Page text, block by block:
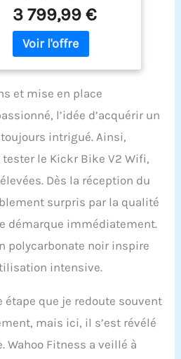
3 799,99 €
et mise en place
l’idée d’acquérir un
intrigué. Ainsi,
tester le Kickr Bike V2 Wifi,
Dès la réception du
surpris par la qualité
démarque immédiatement.
polycarbonate noir inspire
intensive.
étape que je redoute souvent
mais ici, il s’est révélé
Fitness a veillé à